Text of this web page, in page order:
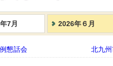
7月 2026年６月
懇話会 北九